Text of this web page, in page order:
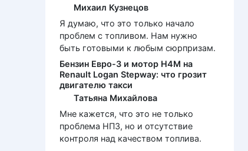
Михаил Кузнецов
Я думаю, что это только начало
проблем с топливом. Нам нужно
быть готовыми к любым сюрпризам.
Бензин Евро-3 и мотор H4M на
Renault Logan Stepway: что грозит
двигателю такси
Татьяна Михайлова
Мне кажется, что это не только
проблема НПЗ, но и отсутствие
контроля над качеством топлива.